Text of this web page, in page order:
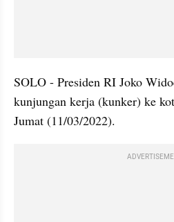
SOLO - Presiden RI Joko
kunjungan kerja (kunker) ke
Jumat (11/03/2022).